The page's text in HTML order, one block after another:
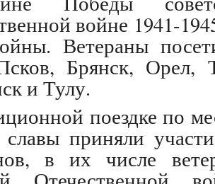
войне 1941-
Ветераны
Брянск, Орел,
и Тулу.
поездке по
славы приняли
в их числе